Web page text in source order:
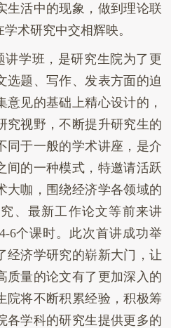
生活中的现象，做到理论联
术研究中交相辉映。
讲学班，是研究生院为了更
选题、写作、发表方面的迫
见的基础上精心设计的，
究视野，不断提升研究生的
同于一般的学术讲座，是介
间的一种模式，特邀请活跃
大咖，围绕经济学各领域的
、最新工作论文等前来讲
4-6个课时。此次首讲成功举
经济学研究的崭新大门，让
质量的论文有了更加深入的
院将不断积累经验，积极筹
各学科的研究生提供更多的